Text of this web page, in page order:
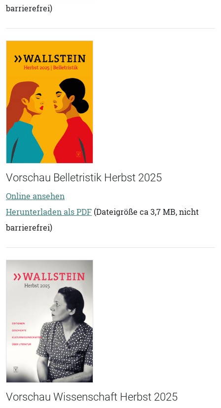
barrierefrei)
Vorschau Belletristik Herbst 2025
Online ansehen
Herunterladen als PDF (Dateigröße ca 3,7 MB, nicht
barrierefrei)
Vorschau Wissenschaft Herbst 2025